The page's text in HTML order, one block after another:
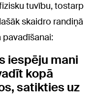
tuvību, tostarp
skaidro randiņā
pavadīšanai:
iespēju mani
kopā
satikties uz